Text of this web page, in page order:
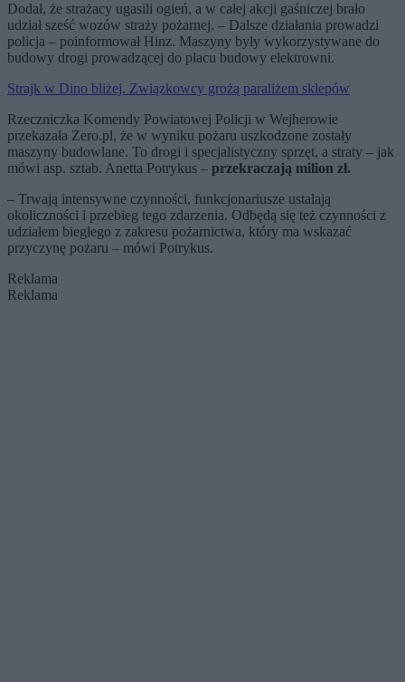
Dodał, że strażacy ugasili ogień, a w całej akcji gaśniczej brało
udział sześć wozów straży pożarnej. – Dalsze działania prowadzi
policja – poinformował Hinz. Maszyny były wykorzystywane do
budowy drogi prowadzącej do placu budowy elektrowni.
Strajk w Dino bliżej. Związkowcy grożą paraliżem sklepów
Rzeczniczka Komendy Powiatowej Policji w Wejherowie
przekazała Zero.pl, że w wyniku pożaru uszkodzone zostały
maszyny budowlane. To drogi i specjalistyczny sprzęt, a straty – jak
mówi asp. sztab. Anetta Potrykus – przekraczają milion zł.
– Trwają intensywne czynności, funkcjonariusze ustalają
okoliczności i przebieg tego zdarzenia. Odbędą się też czynności z
udziałem biegłego z zakresu pożarnictwa, który ma wskazać
przyczynę pożaru – mówi Potrykus.
Reklama
Reklama